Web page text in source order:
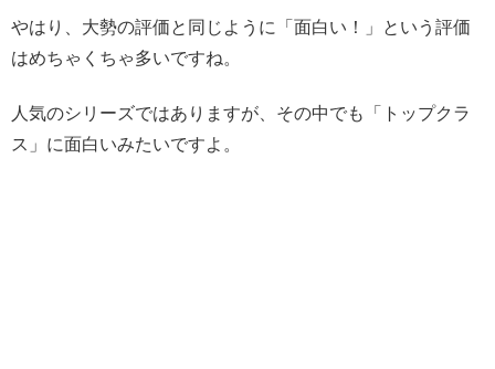
やはり、大勢の評価と同じように「面白い！」という評価
はめちゃくちゃ多いですね。
人気のシリーズではありますが、その中でも「トップクラ
ス」に面白いみたいですよ。